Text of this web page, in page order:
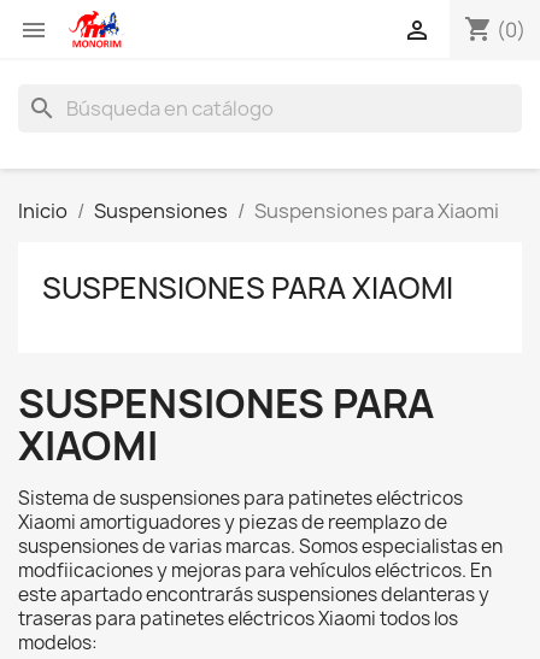
 shopping_cart (0)

search
Inicio Suspensiones Suspensiones para Xiaomi
SUSPENSIONES PARA XIAOMI
SUSPENSIONES PARA
XIAOMI
Sistema de suspensiones para patinetes eléctricos
Xiaomi amortiguadores y piezas de reemplazo de
suspensiones de varias marcas. Somos especialistas en
modfiicaciones y mejoras para vehículos eléctricos. En
este apartado encontrarás suspensiones delanteras y
traseras para patinetes eléctricos Xiaomi todos los
modelos: